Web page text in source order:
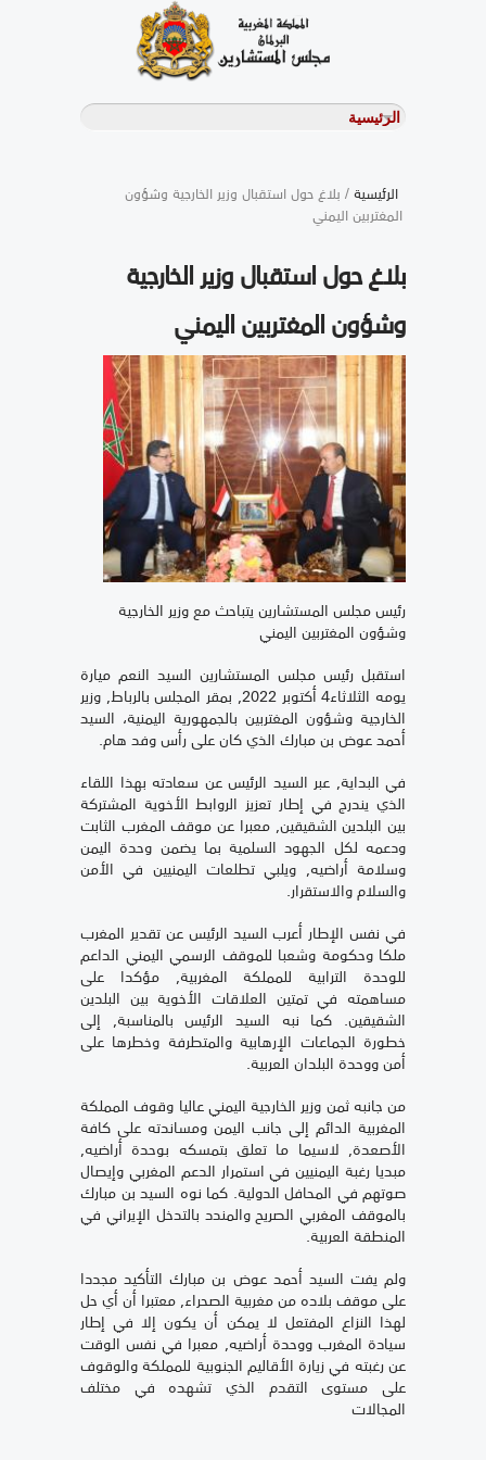
الرئيسية/ بلاغ حول استقبال وزير الخارجية وشؤون
المغتربين اليمني
بلاغ حول استقبال وزير الخارجية
وشؤون المغتربين اليمني
رئيس مجلس المستشارين يتباحث مع وزير الخارجية
وشؤون المغتربين اليمني
استقبل رئيس مجلس المستشارين السيد النعم ميارة
يومه الثلاثاء4 أكتوبر 2022, بمقر المجلس بالرباط, وزير
الخارجية وشؤون المغتربين بالجمهورية اليمنية، السيد
أحمد عوض بن مبارك الذي كان على رأس وفد هام.
في البداية, عبر السيد الرئيس عن سعادته بهذا اللقاء
الذي يندرج في إطار تعزيز الروابط الأخوية المشتركة
بين البلدين الشقيقين, معبرا عن موقف المغرب الثابت
ودعمه لكل الجهود السلمية بما يضمن وحدة اليمن
وسلامة أراضيه, ويلبي تطلعات اليمنيين في الأمن
والسلام والاستقرار.
في نفس الإطار أعرب السيد الرئيس عن تقدير المغرب
ملكا وحكومة وشعبا للموقف الرسمي اليمني الداعم
للوحدة الترابية للمملكة المغربية, مؤكدا على
مساهمته في تمتين العلاقات الأخوية بين البلدين
الشقيقين. كما نبه السيد الرئيس بالمناسبة, إلى
خطورة الجماعات الإرهابية والمتطرفة وخطرها على
أمن ووحدة البلدان العربية.
من جانبه ثمن وزير الخارجية اليمني عاليا وقوف المملكة
المغربية الدائم إلى جانب اليمن ومساندته على كافة
الأصعدة, لاسيما ما تعلق بتمسكه بوحدة أراضيه,
مبديا رغبة اليمنيين في استمرار الدعم المغربي وإيصال
صوتهم في المحافل الدولية. كما نوه السيد بن مبارك
بالموقف المغربي الصريح والمندد بالتدخل الإيراني في
المنطقة العربية.
ولم يفت السيد أحمد عوض بن مبارك التأكيد مجددا
على موقف بلاده من مغربية الصحراء, معتبرا أن أي حل
لهذا النزاع المفتعل لا يمكن أن يكون إلا في إطار
سيادة المغرب ووحدة أراضيه, معبرا في نفس الوقت
عن رغبته في زيارة الأقاليم الجنوبية للمملكة والوقوف
على مستوى التقدم الذي تشهده في مختلف
المجالات